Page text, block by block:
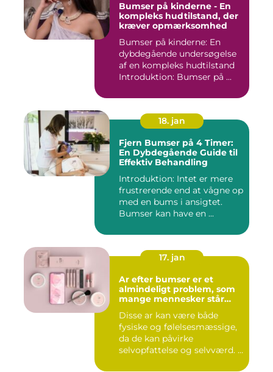
Bumser på kinderne - En
kompleks hudtilstand, der
kræver opmærksomhed
Bumser på kinderne: En
dybdegående undersøgelse
af en kompleks hudtilstand
Introduktion: Bumser på ...
18. jan
Fjern Bumser på 4 Timer:
En Dybdegående Guide til
Effektiv Behandling
Introduktion: Intet er mere
frustrerende end at vågne op
med en bums i ansigtet.
Bumser kan have en ...
17. jan
Ar efter bumser er et
almindeligt problem, som
mange mennesker står
Disse ar kan være både
fysiske og følelsesmæssige,
da de kan påvirke
selvopfattelse og selvværd. I